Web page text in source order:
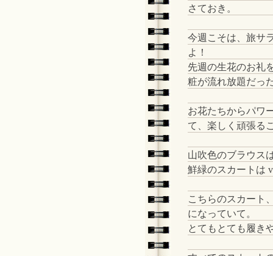
さておき。
今週こそは、旅サ
よ！
先週の生花のお礼
粧が流れ放題だっ
お花たちからパワ
て、楽しく頑張る
山吹色のブラウス
鮮緑のスカートは
こちらのスカート
になっていて。
とてもとても履き